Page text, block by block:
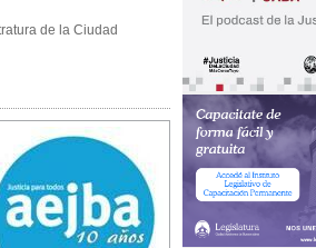
de la Ciudad